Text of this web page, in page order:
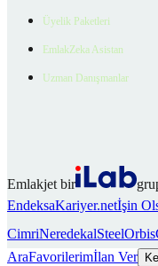
Üyelik Paketleri
EmlakZeka Asistan
Uzman Danışmanlar
Emlakjet bir
EndeksaKariyer.netİşin
CimriNeredekalSteelOrbis
AraFavorilerimİlan Ver